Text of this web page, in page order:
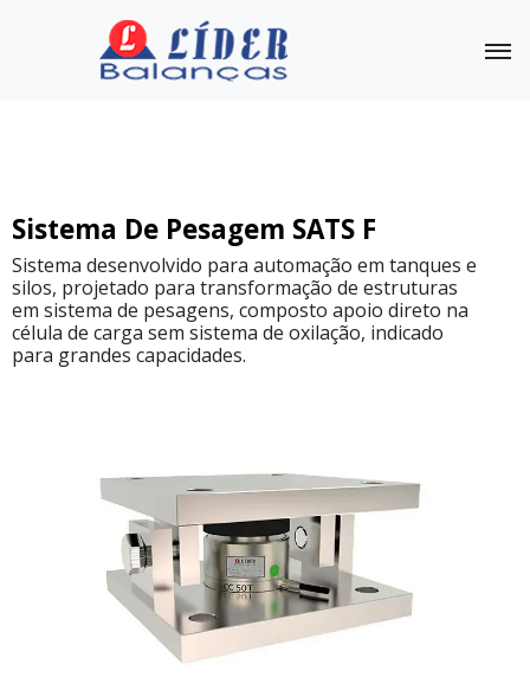
Sistema De Pesagem SATS F
Sistema desenvolvido para automação em tanques e
silos, projetado para transformação de estruturas
em sistema de pesagens, composto apoio direto na
célula de carga sem sistema de oxilação, indicado
para grandes capacidades.
Linha
Completa
Sistema
De
Pesagem
SATS
E
Pesagem